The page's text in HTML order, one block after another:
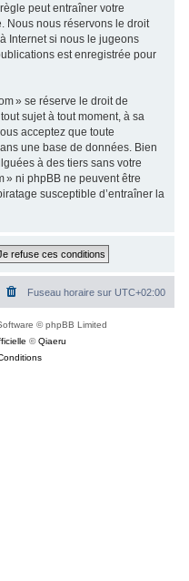
peut entraîner votre
Nous nous réservons le droit
Internet si nous le jugeons
est enregistrée pour
» se réserve le droit de
sujet à tout moment, à sa
acceptez que toute
une base de données. Bien
à des tiers sans votre
» ni phpBB ne peuvent être
susceptible d’entraîner la
Fuseau horaire sur UTC+02:00
© phpBB Limited
©Qiaeru